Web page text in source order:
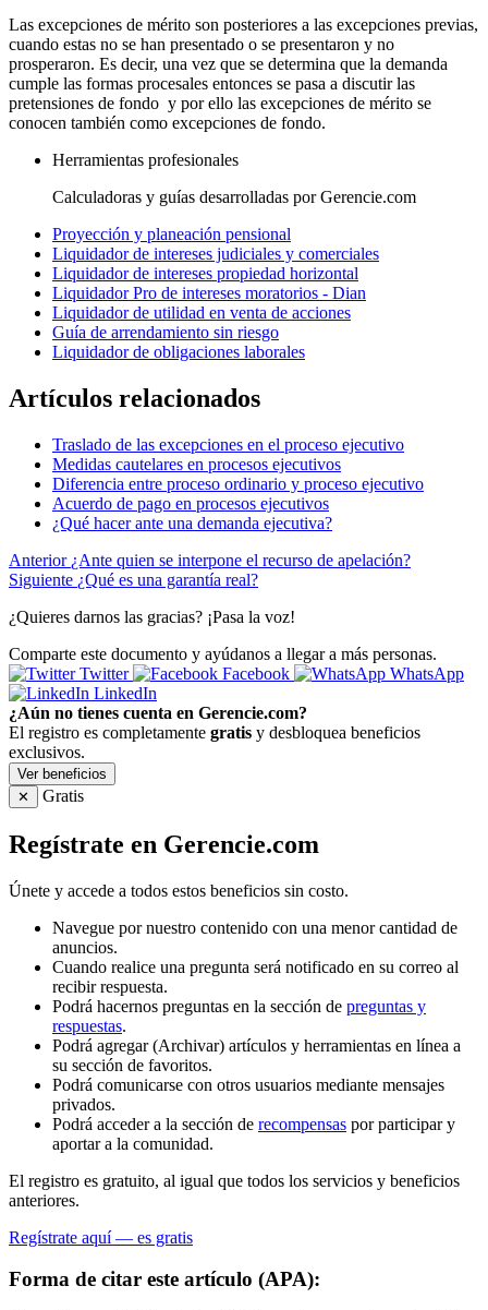
Las excepciones de mérito son posteriores a las excepciones previas,
cuando estas no se han presentado o se presentaron y no
prosperaron. Es decir, una vez que se determina que la demanda
cumple las formas procesales entonces se pasa a discutir las
pretensiones de fondo y por ello las excepciones de mérito se
conocen también como excepciones de fondo.
Herramientas profesionales
Calculadoras y guías desarrolladas por Gerencie.com
Proyección y planeación pensional
Liquidador de intereses judiciales y comerciales
Liquidador de intereses propiedad horizontal
Liquidador Pro de intereses moratorios - Dian
Liquidador de utilidad en venta de acciones
Guía de arrendamiento sin riesgo
Liquidador de obligaciones laborales
Artículos relacionados
Traslado de las excepciones en el proceso ejecutivo
Medidas cautelares en procesos ejecutivos
Diferencia entre proceso ordinario y proceso ejecutivo
Acuerdo de pago en procesos ejecutivos
¿Qué hacer ante una demanda ejecutiva?
Anterior ¿Ante quien se interpone el recurso de apelación?
Siguiente ¿Qué es una garantía real?
¿Quieres darnos las gracias? ¡Pasa la voz!
Comparte este documento y ayúdanos a llegar a más personas.
Twitter
Facebook
WhatsApp
LinkedIn
¿Aún no tienes cuenta en Gerencie.com?
El registro es completamente gratis y desbloquea beneficios
exclusivos.
Ver beneficios
✕
Gratis
Regístrate en Gerencie.com
Únete y accede a todos estos beneficios sin costo.
Navegue por nuestro contenido con una menor cantidad de
anuncios.
Cuando realice una pregunta será notificado en su correo al
recibir respuesta.
Podrá hacernos preguntas en la sección de preguntas y
respuestas.
Podrá agregar (Archivar) artículos y herramientas en línea a
su sección de favoritos.
Podrá comunicarse con otros usuarios mediante mensajes
privados.
Podrá acceder a la sección de recompensas por participar y
aportar a la comunidad.
El registro es gratuito, al igual que todos los servicios y beneficios
anteriores.
Regístrate aquí — es gratis
Forma de citar este artículo (APA):